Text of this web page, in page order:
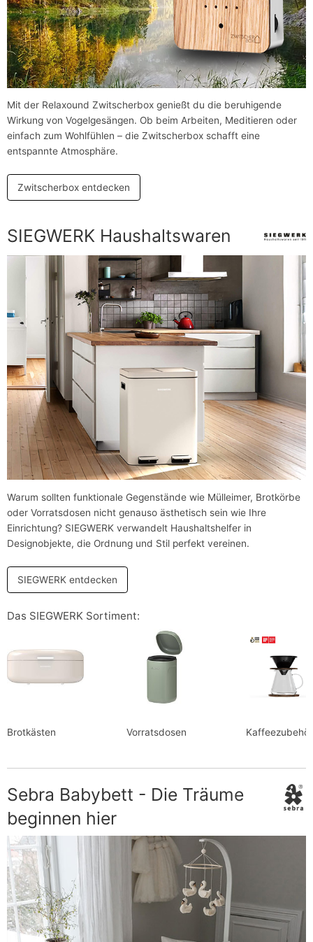
Mit der Relaxound Zwitscherbox genießt du die beruhigende
Wirkung von Vogelgesängen. Ob beim Arbeiten, Meditieren oder
einfach zum Wohlfühlen – die Zwitscherbox schafft eine
entspannte Atmosphäre.
Zwitscherbox entdecken
SIEGWERK Haushaltswaren
Warum sollten funktionale Gegenstände wie Mülleimer, Brotkörbe
oder Vorratsdosen nicht genauso ästhetisch sein wie Ihre
Einrichtung? SIEGWERK verwandelt Haushaltshelfer in
Designobjekte, die Ordnung und Stil perfekt vereinen.
SIEGWERK entdecken
Das SIEGWERK Sortiment:
Brotkästen Vorratsdosen Kaffeezubehör
Sebra Babybett - Die Träume
beginnen hier